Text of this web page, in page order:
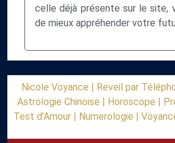
celle déjà présente sur le site,
de mieux appréhender votre
Nicole Voyance | Reveil par
Astrologie Chinoise | Horoscope |
Test d’Amour | Numerologie |